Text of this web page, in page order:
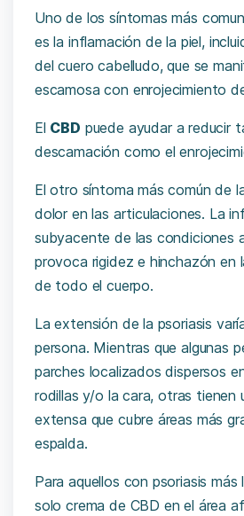
Uno de los síntomas más
es la inflamación de la piel,
del cuero cabelludo, que se
escamosa con enrojecimiento
El CBD puede ayudar a reducir
descamación como el
El otro síntoma más común de
dolor en las articulaciones. La
subyacente de las condiciones
provoca rigidez e hinchazón en
de todo el cuerpo.
La extensión de la psoriasis
persona. Mientras que algunas
parches localizados dispersos
rodillas y/o la cara, otras tienen
extensa que cubre áreas más
espalda.
Para aquellos con psoriasis más
solo crema de CBD en el área